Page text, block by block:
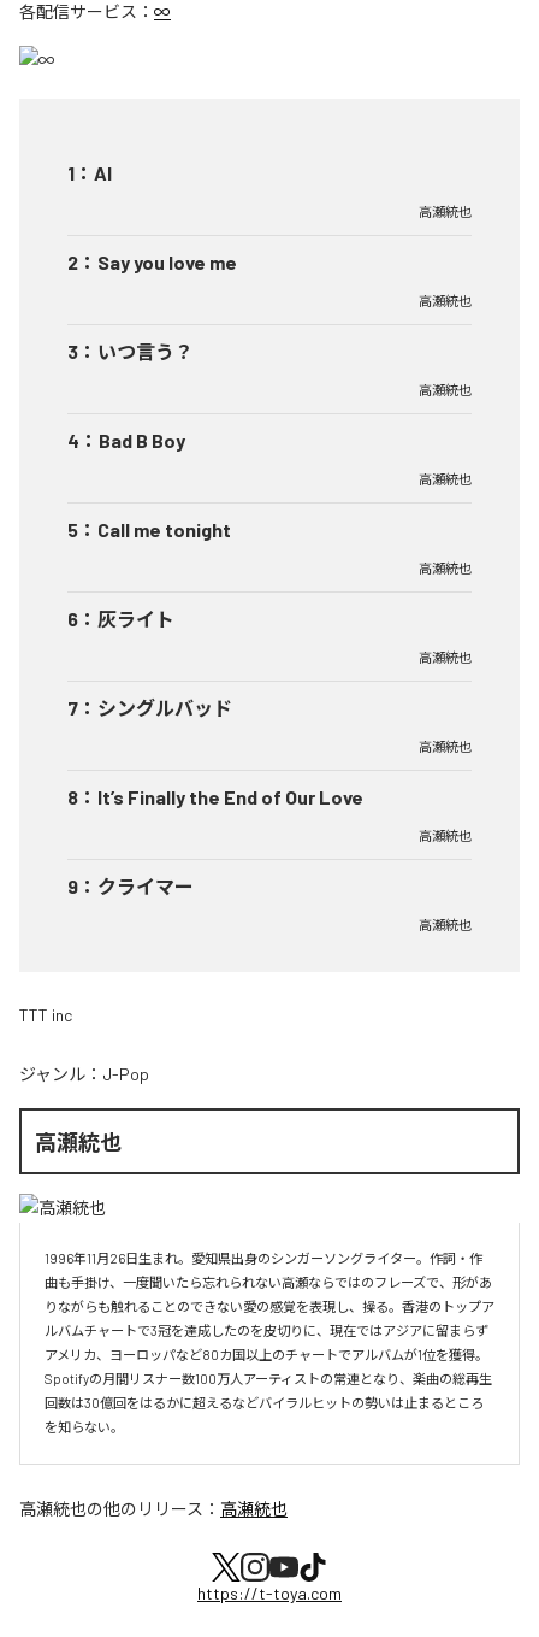
各配信サービス： ∞
1 ： AI
高瀬統也
2 ： Say you love me
高瀬統也
3 ： いつ言う？
高瀬統也
4 ： Bad B Boy
高瀬統也
5 ： Call me tonight
高瀬統也
6 ： 灰ライト
高瀬統也
7 ： シングルバッド
高瀬統也
8 ： It’s Finally the End of Our Love
高瀬統也
9 ： クライマー
高瀬統也
TTT inc
ジャンル： J-Pop
高瀬統也
1996年11月26日生まれ。愛知県出身のシンガーソングライター。作詞・作
曲も手掛け、一度聞いたら忘れられない高瀬ならではのフレーズで、形があ
りながらも触れることのできない愛の感覚を表現し、操る。香港のトップア
ルバムチャートで3冠を達成したのを皮切りに、現在ではアジアに留まらず
アメリカ、ヨーロッパなど80カ国以上のチャートでアルバムが1位を獲得。
Spotifyの月間リスナー数100万人アーティストの常連となり、楽曲の総再生
回数は30億回をはるかに超えるなどバイラルヒットの勢いは止まるところ
を知らない。
高瀬統也の他のリリース： 高瀬統也
https://t-toya.com